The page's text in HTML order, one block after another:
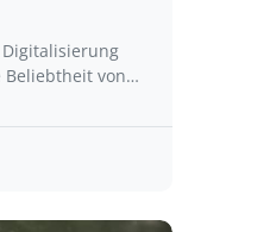
Digitalisierung
Beliebtheit von…